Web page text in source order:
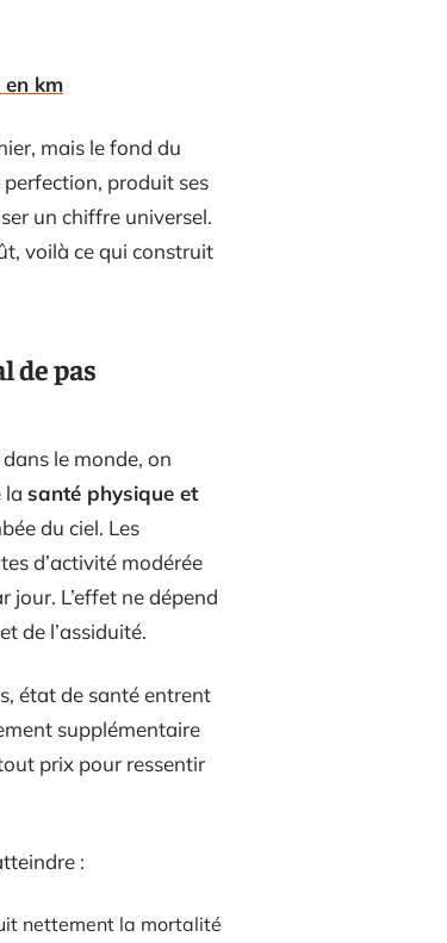
km
mais le fond du
perfection, produit ses
un chiffre universel.
voilà ce qui construit
de pas
le monde, on
la santé physique et
du ciel. Les
d’activité modérée
L’effet ne dépend
de l’assiduité.
état de santé entrent
supplémentaire
prix pour ressentir
:
nettement la mortalité